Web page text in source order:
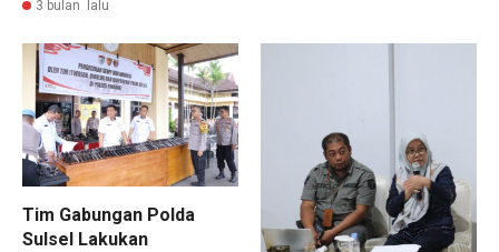
3 bulan lalu
Tim Gabungan Polda
Sulsel Lakukan